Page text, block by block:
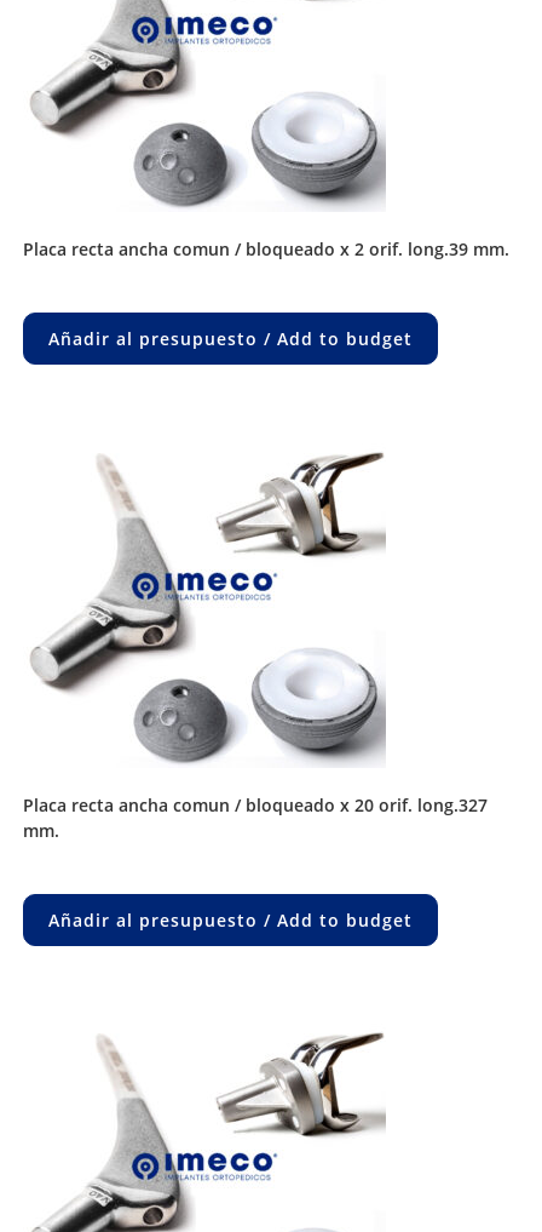
placa recta ancha comun / bloqueado x 2 orif. long.39 mm.
Añadir al presupuesto / Add to budget
placa recta ancha comun / bloqueado x 20 orif. long.327
mm.
Añadir al presupuesto / Add to budget